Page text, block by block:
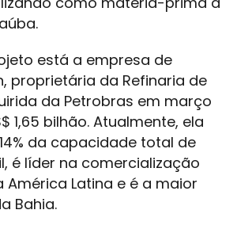
está a empresa de
proprietária da Refinaria de
da Petrobras em março
1,65 bilhão. Atualmente, ela
da capacidade total de
é líder na comercialização
América Latina e é a maior
Bahia.